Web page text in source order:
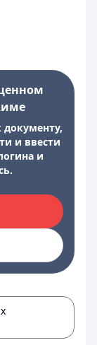
документу,
и ввести
и